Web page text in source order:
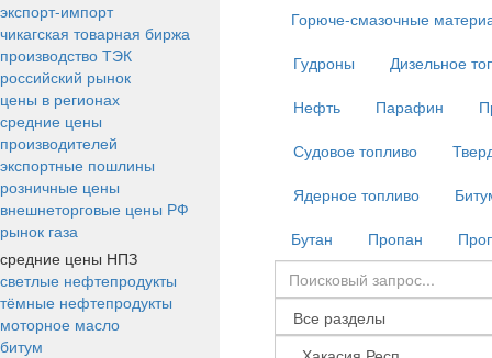
экспорт-импорт
чикагская товарная биржа
производство ТЭК
российский рынок
цены в регионах
средние цены
производителей
экспортные пошлины
розничные цены
внешнеторговые цены РФ
рынок газа
средние цены НПЗ
светлые нефтепродукты
тёмные нефтепродукты
моторное масло
битум
Горюче-смазочные
Гудроны
Дизельное
Нефть
Парафин
Судовое топливо
Ядерное топливо
Бутан
Пропан